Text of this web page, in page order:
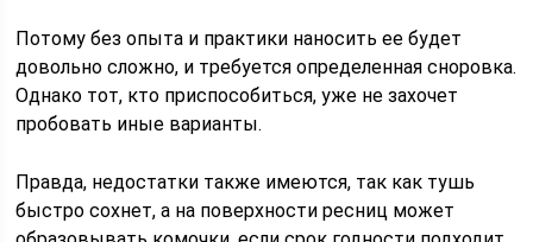
Потому без опыта и практики наносить ее будет
довольно сложно, и требуется определенная сноровка.
Однако тот, кто приспособиться, уже не захочет
пробовать иные варианты.
Правда, недостатки также имеются, так как тушь
быстро сохнет, а на поверхности ресниц может